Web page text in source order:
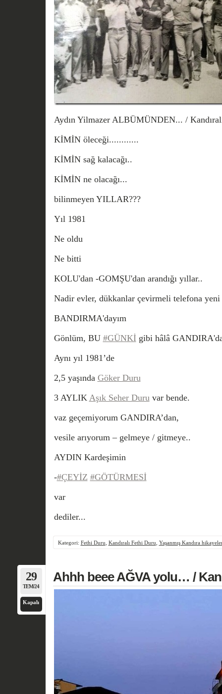
Aydın Yilmazer ALBÜMÜNDEN... /
KİMİN öleceği............
KİMİN sağ kalacağı..
KİMİN ne olacağı...
bilinmeyen YILLAR???
Yıl 1981
Ne oldu
Ne bitti
KOLU'dan -GOMŞU'dan arandığı yıllar..
Nadir evler, dükkanlar çevirmeli telefona yeni
BANDIRMA'dayım
Gönlüm, BU #GÜNKİgibi hâlâ
Aynı yıl 1981’de
2,5 yaşında Göker Duru
3 AYLIK Aşık Seher Duru var bende.
vaz geçemiyorum GANDIRA’dan,
vesile arıyorum – gelmeye / gitmeye..
AYDIN Kardeşimin
-#ÇEYİZ #GÖTÜRMESİ
var
dediler...
Kategori: Fethi Duru Kandıralı Fethi Duru Yaşanmış Kandıra
29
TEM/24
Kapalı
Ahhh beee AĞVA yolu… /